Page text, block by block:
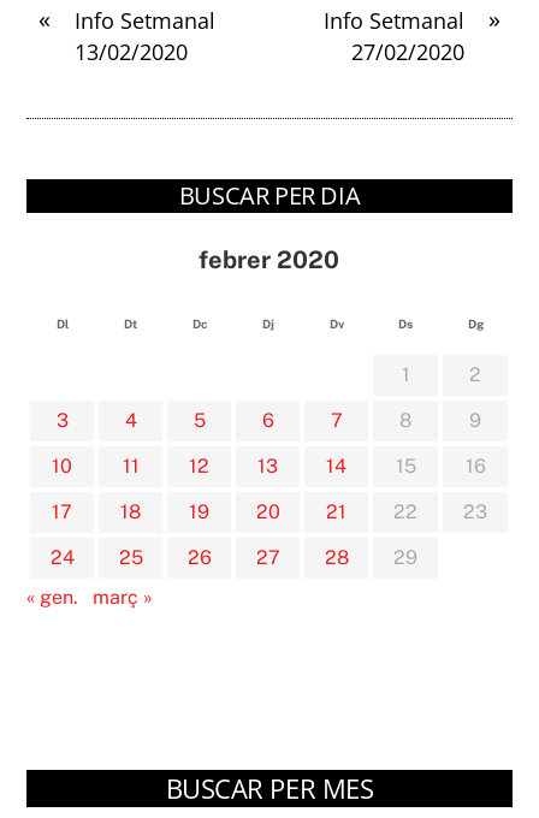
«
Info Setmanal
13/02/2020
»
Info Setmanal
27/02/2020
BUSCAR PER DIA
febrer 2020
Dl Dt Dc Dj Dv Ds Dg
1
2
3
4 5 6 7 8
9
10
11 12 13 14 15
16
17
18 19 20 21 22
23
24
25 26 27 28
29
« gen.
març »
BUSCAR PER MES